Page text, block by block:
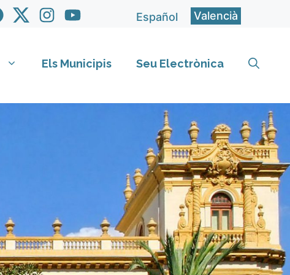
Español Valencià
Els Municipis Seu Electrònica